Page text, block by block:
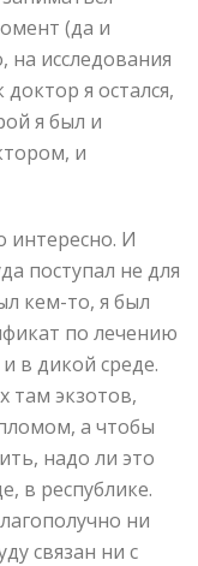
(да и
на исследования
я остался,
я был и
и
интересно. И
поступал не для
кем-то, я был
по лечению
в дикой среде.
там экзотов,
а чтобы
надо ли это
в республике.
ни
связан ни с